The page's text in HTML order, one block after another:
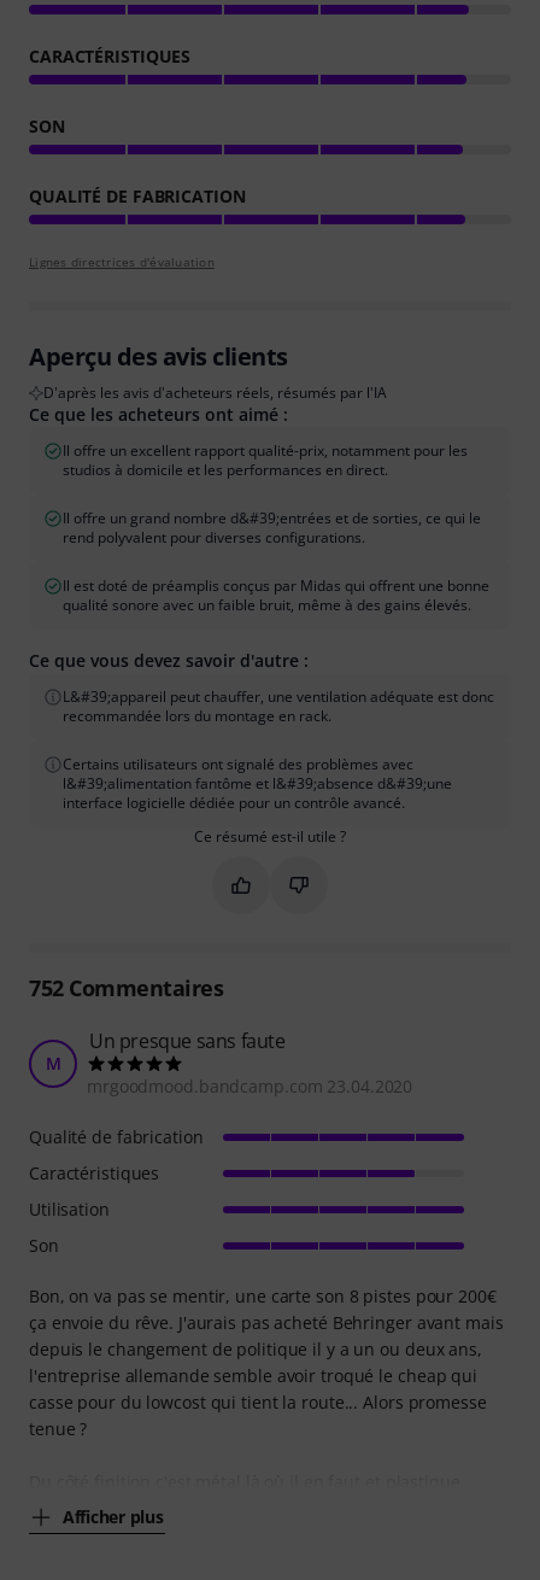
CARACTÉRISTIQUES
SON
QUALITÉ DE FABRICATION
Lignes directrices d'évaluation
Aperçu des avis clients
D'après les avis d'acheteurs réels, résumés par l'IA
Ce que les acheteurs ont aimé :
Il offre un excellent rapport qualité-prix, notamment pour les
studios à domicile et les performances en direct.
Il offre un grand nombre d&#39;entrées et de sorties, ce qui le
rend polyvalent pour diverses configurations.
Il est doté de préamplis conçus par Midas qui offrent une bonne
qualité sonore avec un faible bruit, même à des gains élevés.
Ce que vous devez savoir d'autre :
L&#39;appareil peut chauffer, une ventilation adéquate est donc
recommandée lors du montage en rack.
Certains utilisateurs ont signalé des problèmes avec
l&#39;alimentation fantôme et l&#39;absence d&#39;une
interface logicielle dédiée pour un contrôle avancé.
Ce résumé est-il utile ?
Marquer ce résumé comme utile
Marquer ce résumé comme
752Commentaires
M
Un presque sans faute
mrgoodmood.bandcamp.com 23.04.2020
Bon, on va pas se mentir, une carte son 8 pistes pour 200€
ça envoie du rêve. J'aurais pas acheté Behringer avant mais
depuis le changement de politique il y a un ou deux ans,
l'entreprise allemande semble avoir troqué le cheap qui
casse pour du lowcost qui tient la route... Alors promesse
tenue ?
Afficher plus
Qualité de fabrication
Caractéristiques
Utilisation
Son